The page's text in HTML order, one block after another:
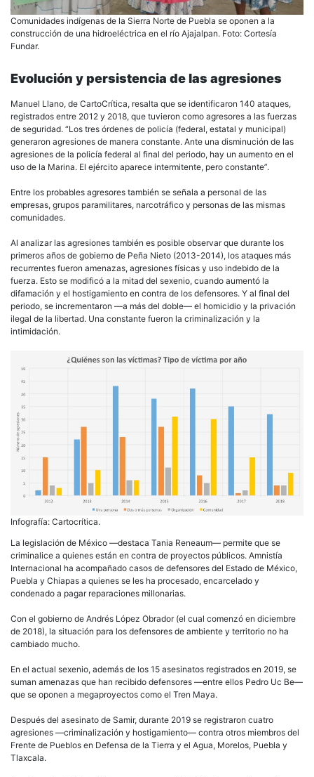
Comunidades indígenas de la Sierra Norte de Puebla se oponen a la
construcción de una hidroeléctrica en el río Ajajalpan. Foto: Cortesía
Fundar.
Evolución y persistencia de las agresiones
Manuel Llano, de CartoCrítica, resalta que se identificaron 140 ataques,
registrados entre 2012 y 2018, que tuvieron como agresores a las fuerzas
de seguridad. “Los tres órdenes de policía (federal, estatal y municipal)
generaron agresiones de manera constante. Ante una disminución de las
agresiones de la policía federal al final del periodo, hay un aumento en el
uso de la Marina. El ejército aparece intermitente, pero constante”.
Entre los probables agresores también se señala a personal de las
empresas, grupos paramilitares, narcotráfico y personas de las mismas
comunidades.
Al analizar las agresiones también es posible observar que durante los
primeros años de gobierno de Peña Nieto (2013-2014), los ataques más
recurrentes fueron amenazas, agresiones físicas y uso indebido de la
fuerza. Esto se modificó a la mitad del sexenio, cuando aumentó la
difamación y el hostigamiento en contra de los defensores. Y al final del
periodo, se incrementaron —a más del doble— el homicidio y la privación
ilegal de la libertad. Una constante fueron la criminalización y la
intimidación.
Infografía: Cartocrítica.
La legislación de México —destaca Tania Reneaum— permite que se
criminalice a quienes están en contra de proyectos públicos. Amnistía
Internacional ha acompañado casos de defensores del Estado de México,
Puebla y Chiapas a quienes se les ha procesado, encarcelado y
condenado a pagar reparaciones millonarias.
Con el gobierno de Andrés López Obrador (el cual comenzó en diciembre
de 2018), la situación para los defensores de ambiente y territorio no ha
cambiado mucho.
En el actual sexenio, además de los 15 asesinatos registrados en 2019, se
suman amenazas que han recibido defensores —entre ellos Pedro Uc Be—
que se oponen a megaproyectos como el Tren Maya.
Después del asesinato de Samir, durante 2019 se registraron cuatro
agresiones —criminalización y hostigamiento— contra otros miembros del
Frente de Pueblos en Defensa de la Tierra y el Agua, Morelos, Puebla y
Tlaxcala.